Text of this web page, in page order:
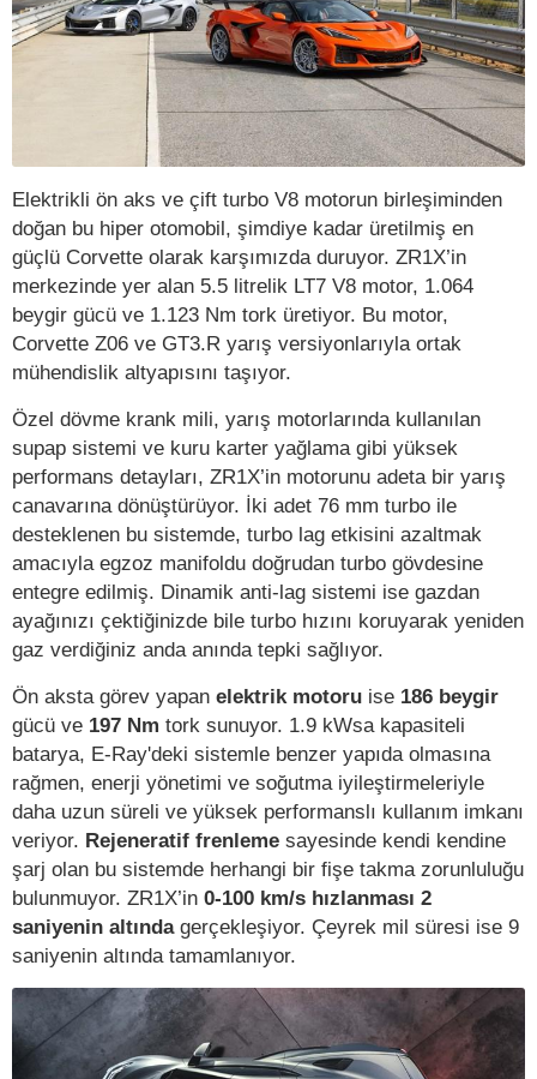
Elektrikli ön aks ve çift turbo V8 motorun birleşiminden
doğan bu hiper otomobil, şimdiye kadar üretilmiş en
güçlü Corvette olarak karşımızda duruyor. ZR1X’in
merkezinde yer alan 5.5 litrelik LT7 V8 motor, 1.064
beygir gücü ve 1.123 Nm tork üretiyor. Bu motor,
Corvette Z06 ve GT3.R yarış versiyonlarıyla ortak
mühendislik altyapısını taşıyor.
Özel dövme krank mili, yarış motorlarında kullanılan
supap sistemi ve kuru karter yağlama gibi yüksek
performans detayları, ZR1X’in motorunu adeta bir yarış
canavarına dönüştürüyor. İki adet 76 mm turbo ile
desteklenen bu sistemde, turbo lag etkisini azaltmak
amacıyla egzoz manifoldu doğrudan turbo gövdesine
entegre edilmiş. Dinamik anti-lag sistemi ise gazdan
ayağınızı çektiğinizde bile turbo hızını koruyarak yeniden
gaz verdiğiniz anda anında tepki sağlıyor.
Ön aksta görev yapan elektrik motoru ise 186 beygir
gücü ve 197 Nm tork sunuyor. 1.9 kWsa kapasiteli
batarya, E-Ray'deki sistemle benzer yapıda olmasına
rağmen, enerji yönetimi ve soğutma iyileştirmeleriyle
daha uzun süreli ve yüksek performanslı kullanım imkanı
veriyor. Rejeneratif frenleme sayesinde kendi kendine
şarj olan bu sistemde herhangi bir fişe takma zorunluluğu
bulunmuyor. ZR1X’in 0-100 km/s hızlanması 2
saniyenin altındagerçekleşiyor. Çeyrek mil süresi ise 9
saniyenin altında tamamlanıyor.